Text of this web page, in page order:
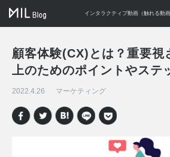
インタラクティブ動画（触れる動
顧客体験(CX)とは？重要視
上のためのポイントやステ
2022.4.26 マーケティング